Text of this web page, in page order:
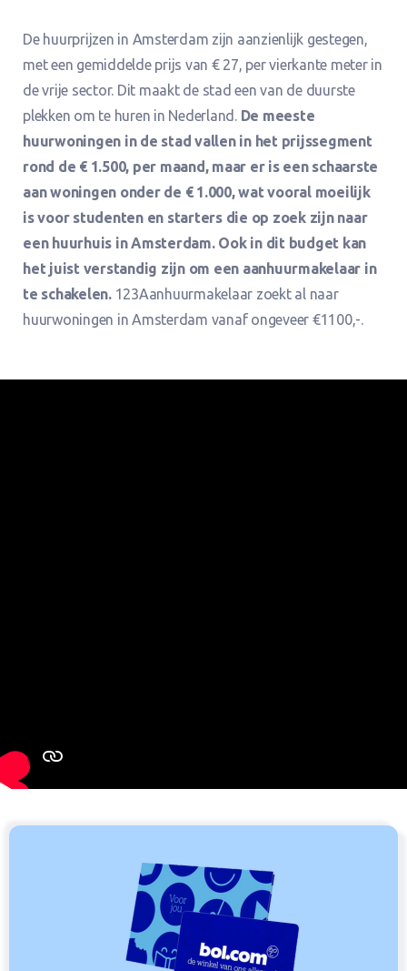
De huurprijzen in Amsterdam zijn aanzienlijk gestegen,
met een gemiddelde prijs van € 27, per vierkante meter in
de vrije sector. Dit maakt de stad een van de duurste
plekken om te huren in Nederland. De meeste
huurwoningen in de stad vallen in het prijssegment
rond de € 1.500, per maand, maar er is een schaarste
aan woningen onder de € 1.000, wat vooral moeilijk
is voor studenten en starters die op zoek zijn naar
een huurhuis in Amsterdam. Ook in dit budget kan
het juist verstandig zijn om een aanhuurmakelaar in
te schakelen. 123Aanhuurmakelaar zoekt al naar
huurwoningen in Amsterdam vanaf ongeveer €1100,-.